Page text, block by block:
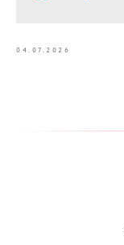
04.07.2026